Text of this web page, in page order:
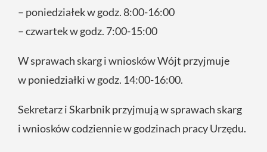
– poniedziałek w godz. 8:00-16:00
– czwartek w godz. 7:00-15:00
W sprawach skarg i wniosków Wójt przyjmuje
w poniedziałki w godz. 14:00-16:00.
Sekretarz i Skarbnik przyjmują w sprawach skarg
i wniosków codziennie w godzinach pracy Urzędu.